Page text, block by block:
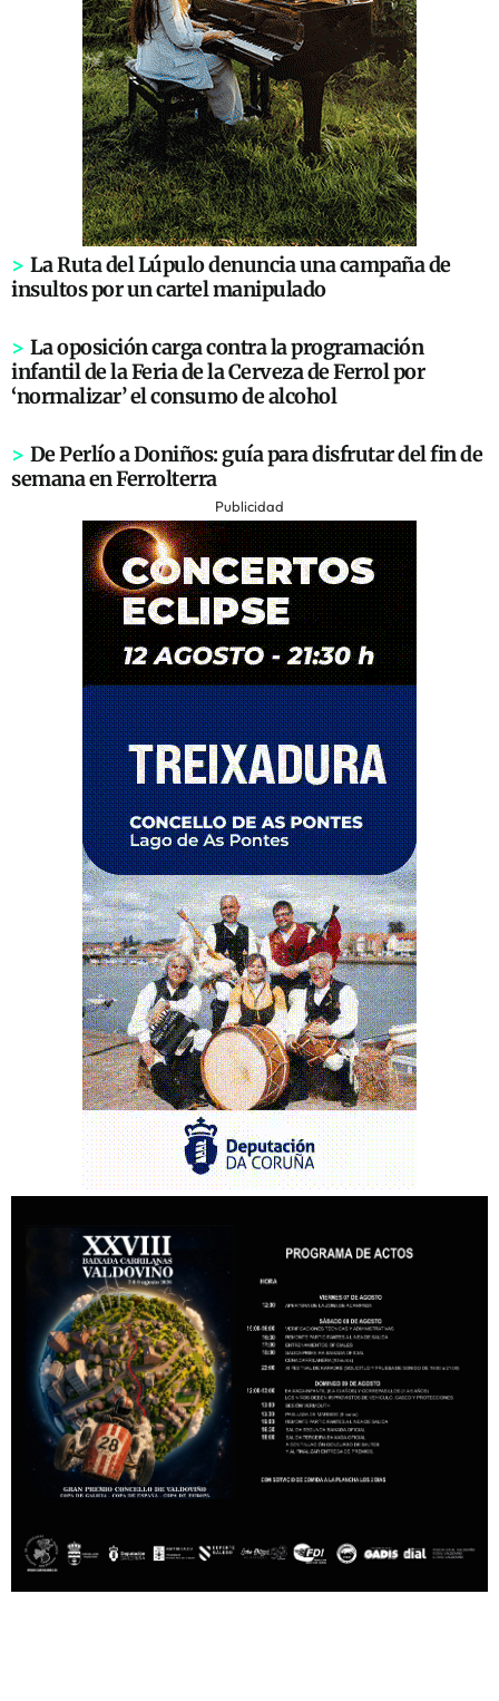
> La Ruta del Lúpulo denuncia una campaña de
insultos por un cartel manipulado
> La oposición carga contra la programación
infantil de la Feria de la Cerveza de Ferrol por
‘normalizar’ el consumo de alcohol
> De Perlío a Doniños: guía para disfrutar del fin de
semana en Ferrolterra
Publicidad